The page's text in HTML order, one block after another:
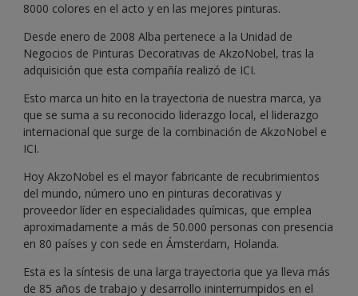
8000 colores en el acto y en las mejores pinturas.
Desde enero de 2008 Alba pertenece a la Unidad de
Negocios de Pinturas Decorativas de AkzoNobel, tras la
adquisición que esta compañía realizó de ICI.
Esto marca un hito en la trayectoria de nuestra marca, ya
que se suma a su reconocido liderazgo local, el liderazgo
internacional que surge de la combinación de AkzoNobel e
ICI.
Hoy AkzoNobel es el mayor fabricante de recubrimientos
del mundo, número uno en pinturas decorativas y
proveedor líder en especialidades químicas, que emplea
aproximadamente a más de 50.000 personas con presencia
en 80 países y con sede en Ámsterdam, Holanda.
Esta es la síntesis de una larga trayectoria que ya lleva más
de 85 años de trabajo y desarrollo ininterrumpidos en el